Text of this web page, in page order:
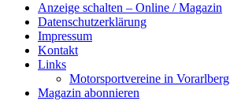
Anzeige schalten – Online / Magazin
Datenschutzerklärung
Impressum
Kontakt
Links
Motorsportvereine in Vorarlberg
Magazin abonnieren